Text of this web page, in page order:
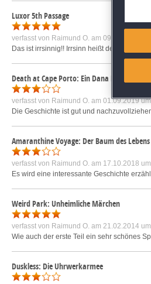
Luxor 5th Passage
verfasst von Raimund O. am 09.12.2013 um
Das ist irrsinnig!! Irrsinn heißt der höchste
Death at Cape Porto: Ein Dana Knightstone
verfasst von Raimund O. am 01.09.2019
Die Geschichte ist gut und
Amaranthine Voyage: Der Baum des
verfasst von Raimund O. am 17.10.2018
Es wird eine interessante Geschichte
Weird Park: Unheimliche Märchen
verfasst von Raimund O. am 21.02.2014
Wie auch der erste Teil ein sehr schönes
Duskless: Die Uhrwerkarmee